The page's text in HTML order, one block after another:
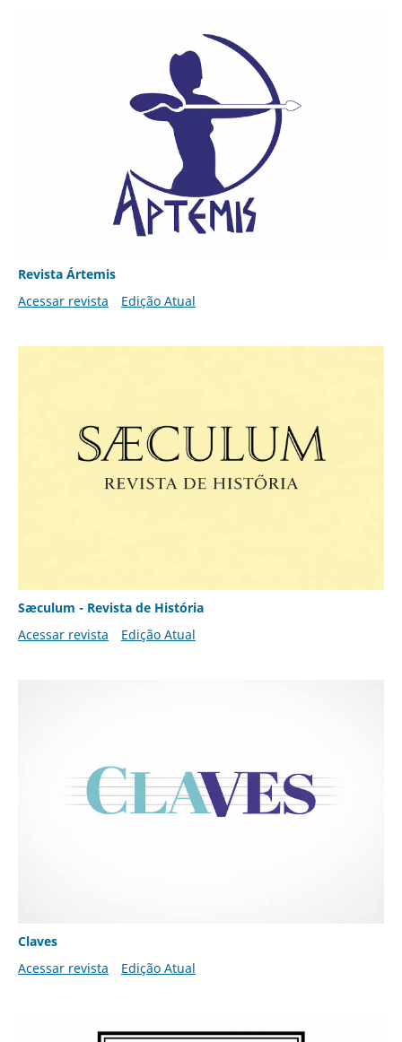
Revista Ártemis
Acessar revista
Edição Atual
Sæculum - Revista de História
Acessar revista
Edição Atual
Claves
Acessar revista
Edição Atual